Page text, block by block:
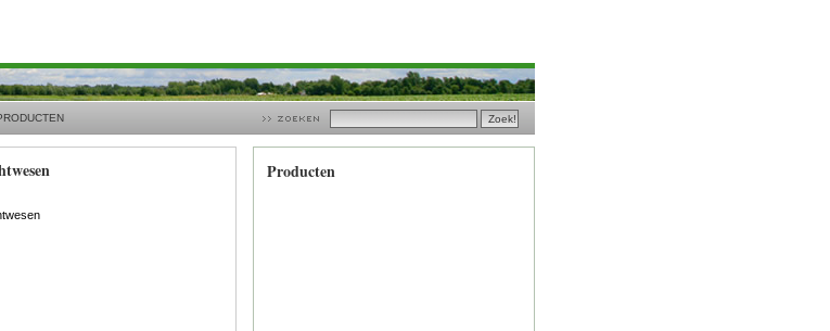
Producten